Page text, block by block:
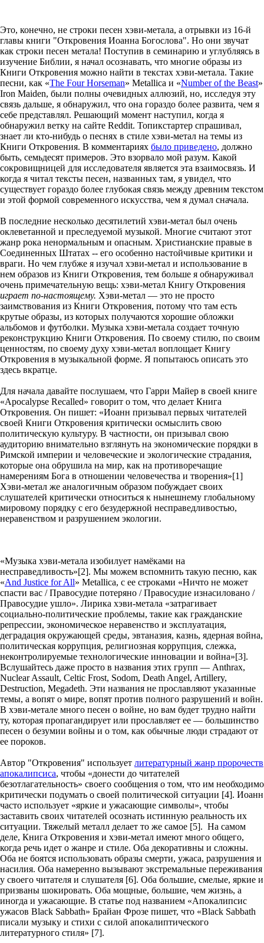
Это, конечно, не строки песен хэви-метала, а отрывки из 16-й
главы книги "Откровения Иоанна Богослова". Но они звучат
как строки песен метала! Поступив в семинарию и углубляясь в
изучение Библии, я начал осознавать, что многие образы из
Книги Откровения можно найти в текстах хэви-метала. Такие
песни, как «The Four Horseman» Metallica и «Number of the Beast»
Iron Maiden, были полны очевидных аллюзий, но, исследуя эту
связь дальше, я обнаружил, что она гораздо более развита, чем я
себе представлял. Решающий момент наступил, когда я
обнаружил ветку на сайте Reddit. Топикстартер спрашивал,
знает ли кто-нибудь о песнях в стиле хэви-метал на темы из
Книги Откровения. В комментариях было приведено, должно
быть, семьдесят примеров. Это взорвало мой разум. Какой
сокровищницей для исследователя является эта взаимосвязь. И
когда я читал тексты песен, названных там, я увидел, что
существует гораздо более глубокая связь между древним текстом
и этой формой современного искусства, чем я думал сначала.
В последние несколько десятилетий хэви-метал был очень
оклеветанной и преследуемой музыкой. Многие считают этот
жанр рока ненормальным и опасным. Христианские правые в
Соединенных Штатах -- его особенно настойчивые критики и
враги. Но чем глубже я изучал хэви-метал и использование в
нем образов из Книги Откровения, тем больше я обнаруживал
очень примечательную вещь: хэви-метал Книгу Откровения
играет по-настоящему. Хэви-метал — это не просто
заимствования из Книги Откровения, потому что там есть
крутые образы, из которых получаются хорошие обложки
альбомов и футболки. Музыка хэви-метала создает точную
реконструкцию Книги Откровения. По своему стилю, по своим
ценностям, по своему духу хэви-метал воплощает Книгу
Откровения в музыкальной форме. Я попытаюсь описать это
здесь вкратце.
Для начала давайте послушаем, что Гарри Майер в своей книге
«Apocalypse Recalled» говорит о том, что делает Книга
Откровения. Он пишет: «Иоанн призывал первых читателей
своей Книги Откровения критически осмыслить свою
политическую культуру. В частности, он призывал свою
аудиторию внимательно взглянуть на экономические порядки в
Римской империи и человеческие и экологические страдания,
которые она обрушила на мир, как на противоречащие
намерениям Бога в отношении человечества и творения»[1]
Хэви-метал же аналогичным образом побуждает своих
слушателей критически относиться к нынешнему глобальному
мировому порядку с его безудержной несправедливостью,
неравенством и разрушением экологии.
«Музыка хэви-метала изобилует намёками на
несправедливость»[2]. Мы можем вспомнить такую ​​песню, как
«And Justice for All» Metallica, с ее строками «Ничто не может
спасти вас / Правосудие потеряно / Правосудие изнасиловано /
Правосудие ушло». Лирика хэви-метала «затрагивает
социально-политические проблемы, такие как гражданские
репрессии, экономическое неравенство и эксплуатация,
деградация окружающей среды, эвтаназия, казнь, ядерная война,
политическая коррупция, религиозная коррупция, слежка,
неконтролируемые технологические инновации и война»[3].
Вслушайтесь даже просто в названия этих групп — Anthrax,
Nuclear Assault, Celtic Frost, Sodom, Death Angel, Artillery,
Destruction, Megadeth. Эти названия не прославляют указанные
темы, а вопят о мире, вопят против полного разрушений и войн.
В хэви-метале много песен о войне, но вам будет трудно найти
ту, которая пропагандирует или прославляет ее — большинство
песен о безумии войны и о том, как обычные люди страдают от
ее пороков.
Автор "Откровения" использует литературный жанр пророчеств
апокалипсиса, чтобы «донести до читателей
безотлагательность» своего сообщения о том, что им необходимо
критически подумать о своей политической ситуации [4]. Иоанн
часто использует «яркие и ужасающие символы», чтобы
заставить своих читателей осознать истинную реальность их
ситуации. Тяжелый металл делает то же самое [5]. На самом
деле, Книга Откровения и хэви-метал имеют много общего,
когда речь идет о жанре и стиле. Оба декоративны и сложны.
Оба не боятся использовать образы смерти, ужаса, разрушения и
насилия. Оба намеренно вызывают экстремальные переживания
у своего читателя и слушателя [6]. Оба большие, смелые, яркие и
призваны шокировать. Оба мощные, большие, чем жизнь, а
иногда и ужасающие. В статье под названием «Апокалипсис
ужасов Black Sabbath» Брайан Фрозе пишет, что «Black Sabbath
писали музыку и стихи с силой апокалиптического
литературного стиля» [7].